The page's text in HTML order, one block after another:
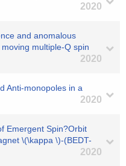
2020
and anomalous
multiple-Q spin
2020
Anti-monopoles in a
2020
Emergent Spin?Orbit
\(\kappa \)-(BEDT-
2020